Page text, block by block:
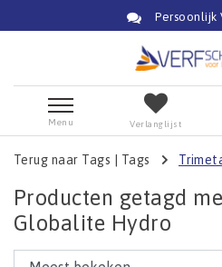
Persoonlijk
Menu Verlanglijst
Terug naar Tags Tags
Producten getagd
Globalite Hydro